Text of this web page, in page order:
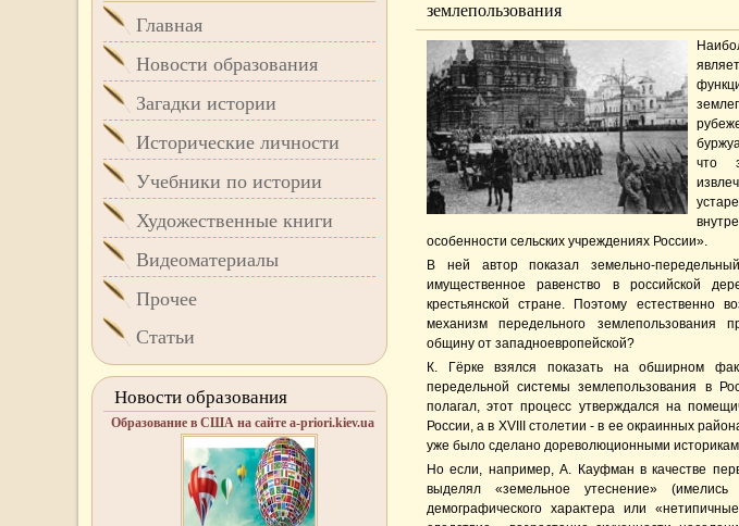
землепользования
что
особенности сельских учреждениях России».
В ней автор показал земельно-
имущественное равенство в российской
крестьянской стране. Поэтому естественно
механизм передельного землепользования
общину от западноевропейской?
К. Гёрке взялся показать на обширном
передельной системы землепользования в
полагал, этот процесс утверждался на
России, а в XVIII столетии - в ее окраинных
уже было сделано дореволюционными
Но если, например, А. Кауфман в качестве
выделял «земельное утеснение»
демографического характера или
Главная
Новости образования
Загадки истории
Исторические личности
Учебники по истории
Художественные книги
Видеоматериалы
Прочее
Статьи
Новости образования
Образование в США на сайте a-priori.kiev.ua